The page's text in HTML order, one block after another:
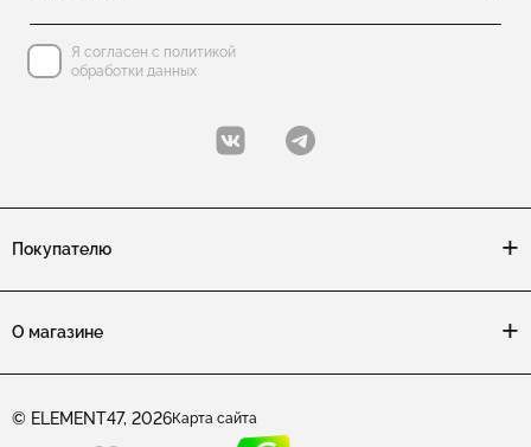
Коллекция HOPE: изделия с итальянским замком (омега)
Коллекция HOPE: изделия из двух частей
Коллекция HOPE: изделия с одним камнем
Я согласен с политикой
обработки данных
Покупателю
О магазине
© ELEMENT47, 2026Карта сайта